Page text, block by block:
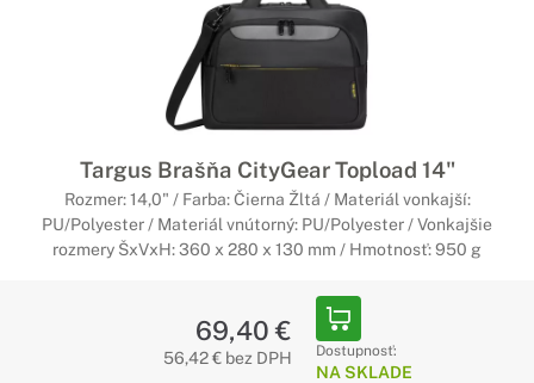
Targus Brašňa CityGear Topload 14"
Rozmer: 14,0" / Farba: Čierna Žltá / Materiál vonkajší:
PU/Polyester / Materiál vnútorný: PU/Polyester / Vonkajšie
rozmery ŠxVxH: 360 x 280 x 130 mm / Hmotnosť: 950 g
69,40 €
56,42 € bez DPH Dostupnosť:
NA SKLADE